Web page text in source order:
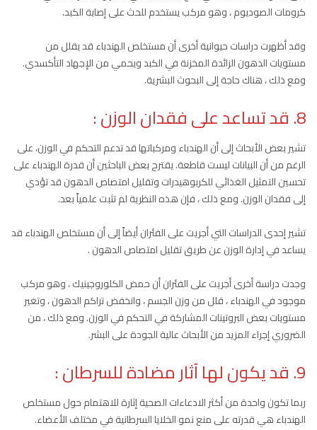
كرومات الصوديوم ، وهو مركب يستخدم للحث على إصابة الكبد.
وقد أظهرت دراسات حيوانية أخرى أن مستخلص الهندباء قد يقلل من
مستويات الدهون الزائدة المخزنة في الكبد ويحمي من الإجهاد التأكسدي.
ومع ذلك ، هناك حاجة إلى البحوث البشرية.
8. قد تساعد على فقدان الوزن :
تشير بعض الأبحاث إلى أن الهندباء ومركباتها قد تدعم التحكم في الوزن، على
الرغم من أن البيانات ليست قاطعة. يقترح بعض الباحثين أن قدرة الهندباء على
تحسين التمثيل الغذائي للكربوهيدرات وتقليل امتصاص الدهون قد تؤدي
إلى فقدان الوزن. ومع ذلك ، فإن هذه النظرية لم تثبت علمياً بعد.
تشير إحدى الدراسات التي أجريت على الفئران أيضاً إلى أن مستخلص الهندباء قد
يساعد في إدارة الوزن عن طريق تقليل امتصاص الدهون .
وجدت دراسة أخرى أجريت على الفئران أن حمض الكلوروجينيك ، وهو مركب
موجود في الهندباء ، قلل من وزن الجسم ، وانخفض تراكم الدهون ، وتغير
مستويات بعض البروتينات المشاركة في التحكم في الوزن. ومع ذلك ، من
الضروري إجراء المزيد من الأبحاث عالية الجودة على البشر.
9. قد يكون لها آثار مضادة للسرطان :
ربما تكون واحدة من أكثر الادعاءات الصحية إثارة للاهتمام حول مستخلص
الهندباء هي قدرته على منع نمو الخلايا السرطانية في مختلف الأعضاء.